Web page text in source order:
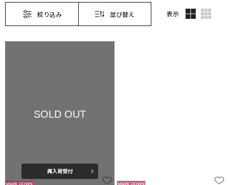
絞り込み 並び替え 表示
SOLD OUT
再入荷受付